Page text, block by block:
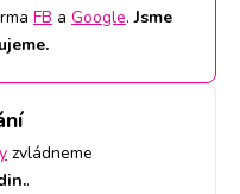
FB a Google.Jsme
zvládneme
.